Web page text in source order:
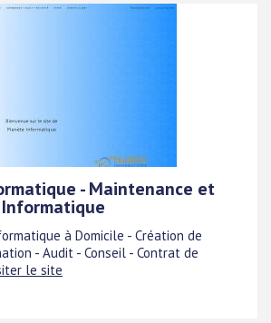
- Maintenance et
à Domicile - Création de
- Audit - Conseil - Contrat de
le site